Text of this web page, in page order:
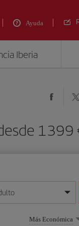
Ayuda
Iberia
1399
mes/año
Más Económica